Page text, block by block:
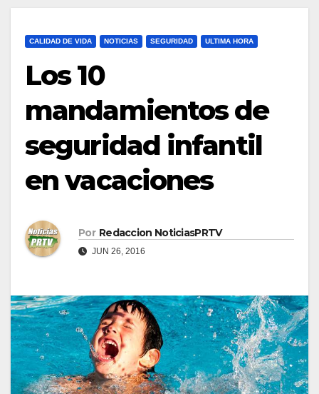
CALIDAD DE VIDA NOTICIAS SEGURIDAD ULTIMA HORA
Los 10
mandamientos de
seguridad infantil
en vacaciones
Por Redaccion NoticiasPRTV
JUN 26, 2016